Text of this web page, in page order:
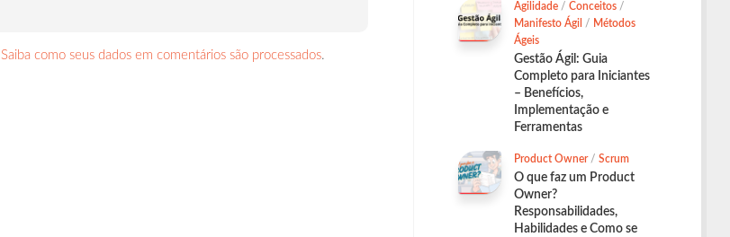
Saiba como seus dados em comentários são processados.
Agilidade / Conceitos /
Manifesto Ágil / Métodos
Ágeis
Gestão Ágil: Guia
Completo para Iniciantes
– Benefícios,
Implementação e
Ferramentas
Product Owner/ Scrum
O que faz um Product
Owner?
Responsabilidades,
Habilidades e Como se